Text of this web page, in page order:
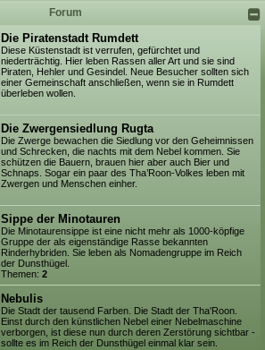
h
Forum
Die Piratenstadt Rumdett
Diese Küstenstadt ist verrufen, gefürchtet und
niederträchtig. Hier leben Rassen aller Art und sie sind
Piraten, Hehler und Gesindel. Neue Besucher sollten sich
einer Gemeinschaft anschließen, wenn sie in Rumdett
überleben wollen.
Die Zwergensiedlung Rugta
Die Zwerge bewachen die Siedlung vor den Geheimnissen
und Schrecken, die nachts mit dem Nebel kommen. Sie
schützen die Bauern, brauen hier aber auch Bier und
Schnaps. Sogar ein paar des Tha’Roon-Volkes leben mit
Zwergen und Menschen einher.
Sippe der Minotauren
Die Minotaurensippe ist eine nicht mehr als 1000-köpfige
Gruppe der als eigenständige Rasse bekannten
Rinderhybriden. Sie leben als Nomadengruppe im Reich
der Dunsthügel.
Themen: 2
Nebulis
Die Stadt der tausend Farben. Die Stadt der Tha'Roon.
Einst durch den künstlichen Nebel einer Nebelmaschine
verborgen, ist diese nun durch deren Zerstörung sichtbar -
sollte es im Reich der Dunsthügel einmal klar sein.